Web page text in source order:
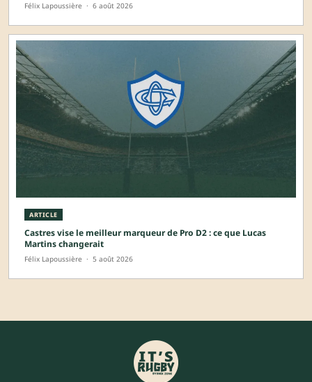
Félix Lapoussière · 6 août 2026
ARTICLE
Castres vise le meilleur marqueur de Pro D2 : ce que Lucas
Martins changerait
Félix Lapoussière · 5 août 2026